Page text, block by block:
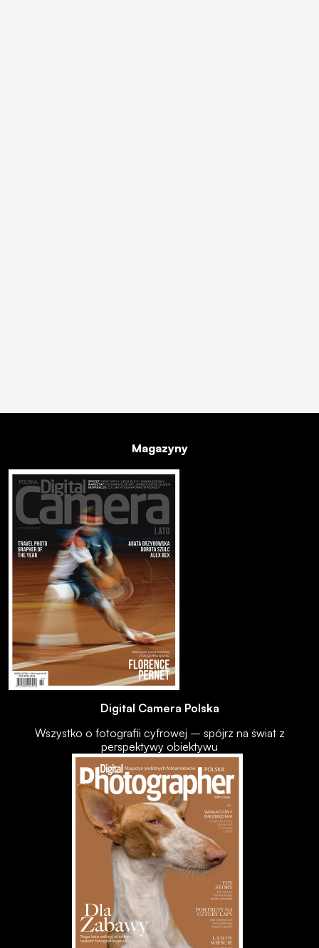
Magazyny
Digital Camera Polska
Wszystko o fotografii cyfrowej – spójrz na świat z
perspektywy obiektywu